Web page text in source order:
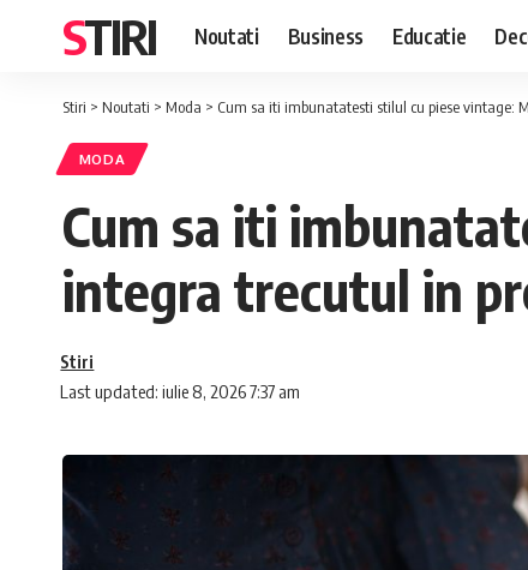
STIRI Noutati Business Educatie
Stiri > Noutati > Moda > Cum sa iti imbunatatesti stilul cu piese vintage:
MODA
Cum sa iti
integra trecutul in
Last updated: iulie 8, 2026 7:37 am
Stiri